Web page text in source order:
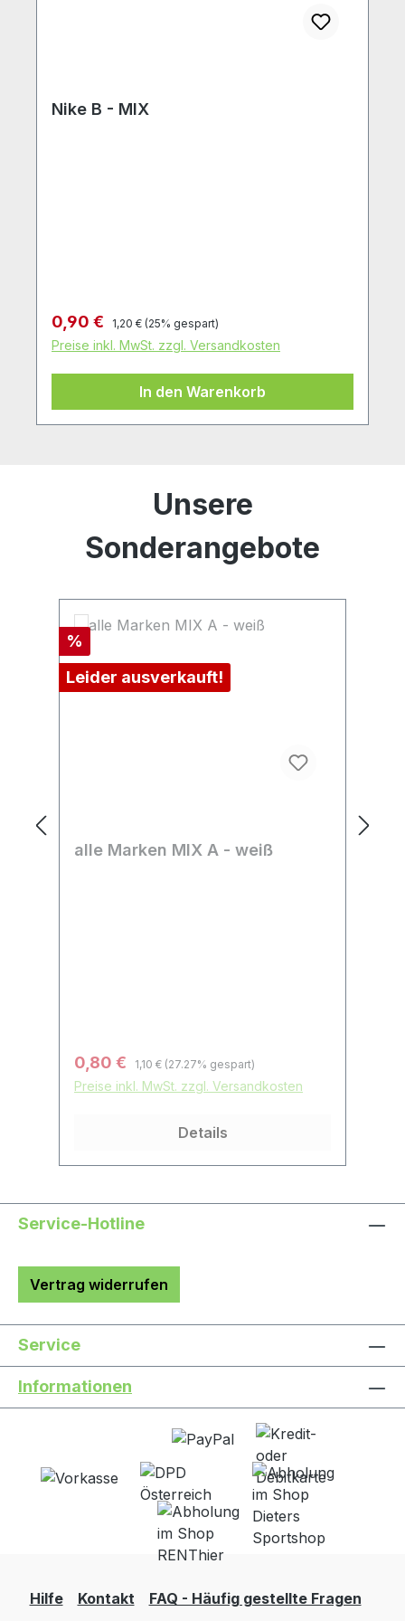
Nike B - MIX
Verkaufspreis:
0,90 € Regulärer Preis:
1,20 € (25% gespart)
Preise inkl. MwSt. zzgl. Versandkosten
In den Warenkorb
Produktgalerie überspringen
Unsere
Sonderangebote
Rabatt
%
Leider ausverkauft!
alle Marken MIX A - weiß
Verkaufspreis:
0,80 € Regulärer Preis:
1,10 € (27.27% gespart)
Preise inkl. MwSt. zzgl. Versandkosten
Details
Service-Hotline
Vertrag widerrufen
Service
Informationen
Hilfe Kontakt
FAQ - Häufig gestellte Fragen